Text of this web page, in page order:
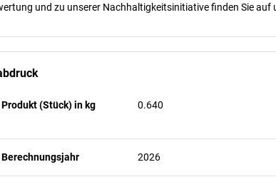
und zu unserer Nachhaltigkeitsinitiative finden Sie auf
(Stück) in kg
0.640
2026